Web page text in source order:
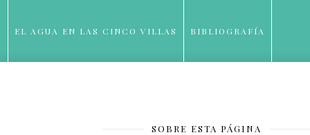
EL AGUA EN LAS CINCO VILLAS BIBLIOGRAFÍA
SOBRE ESTA PÁGINA